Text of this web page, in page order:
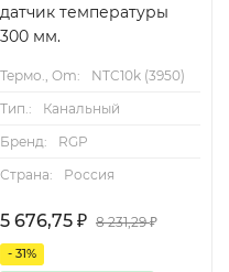
датчик температуры
300 мм.
Термо., Om:
NTC10k (3950)
Тип.:
Канальный
Бренд:
RGP
Страна:
Россия
5 676,75 ₽ 8 231,29₽
- 31%